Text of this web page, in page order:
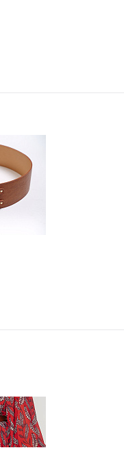
В наличии
В наличии